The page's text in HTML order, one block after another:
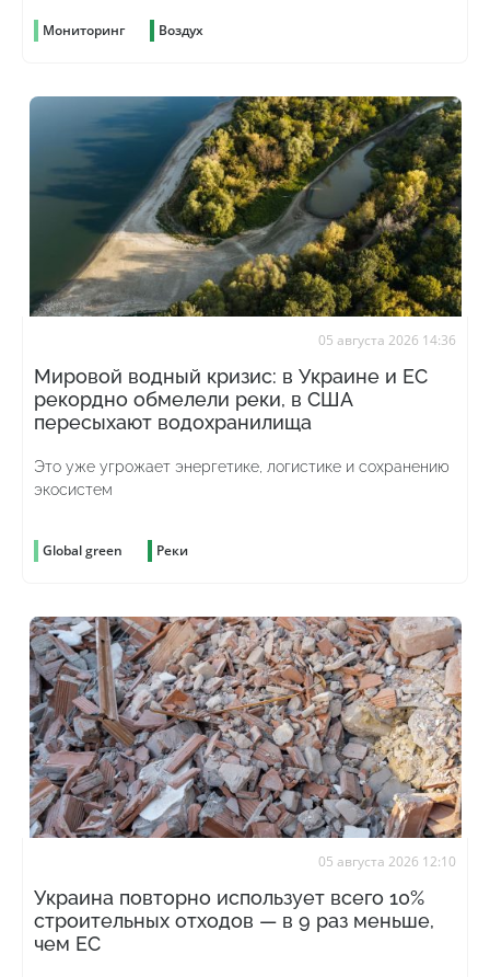
Мониторинг Воздух
05 августа 2026 14:36
Мировой водный кризис: в Украине и ЕС
рекордно обмелели реки, в США
пересыхают водохранилища
Это уже угрожает энергетике, логистике и сохранению
экосистем
Global green Реки
05 августа 2026 12:10
Украина повторно использует всего 10%
строительных отходов — в 9 раз меньше,
чем ЕС